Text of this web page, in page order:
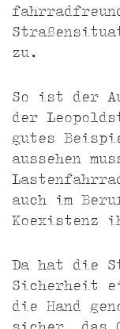
zu.
So ist der
der
gutes
aussehen
auch im
Koexistenz
Da hat die
Sicherheit
die Hand